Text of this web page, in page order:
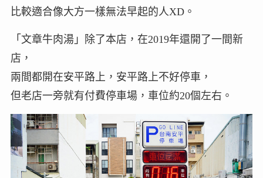
比較適合像大方一樣無法早起的人XD。
「文章牛肉湯」除了本店，在2019年還開了一間新
店，
兩間都開在安平路上，安平路上不好停車，
但老店一旁就有付費停車場，車位約20個左右。